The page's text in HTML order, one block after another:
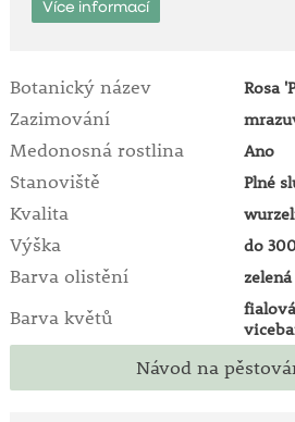
musíte bezpodmínečně vyměnit
cm v zemi.
Více informací
Botanický název Rosa
Zazimování
Medonosná rostlina Ano
Stanoviště Plné
Kvalita
Výška do
Barva olistění zelená
Barva květů
Návod na